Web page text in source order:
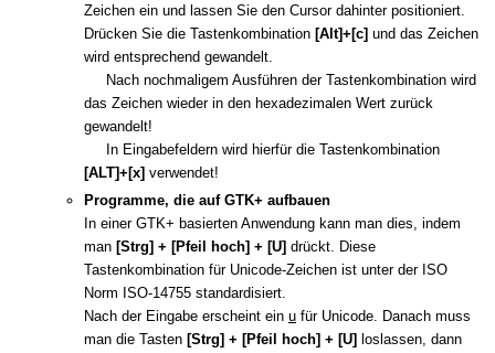
Zeichen ein und lassen Sie den Cursor dahinter positioniert.
Drücken Sie die Tastenkombination [Alt]+[c] und das Zeichen
wird entsprechend gewandelt.
Nach nochmaligem Ausführen der Tastenkombination wird
das Zeichen wieder in den hexadezimalen Wert zurück
gewandelt!
In Eingabefeldern wird hierfür die Tastenkombination
[ALT]+[x] verwendet!
Programme, die auf GTK+ aufbauen
In einer GTK+ basierten Anwendung kann man dies, indem
man [Strg] + [Pfeil hoch] + [U] drückt. Diese
Tastenkombination für Unicode-Zeichen ist unter der ISO
Norm ISO-14755 standardisiert.
Nach der Eingabe erscheint ein u für Unicode. Danach muss
man die Tasten [Strg] + [Pfeil hoch] + [U] loslassen, dann